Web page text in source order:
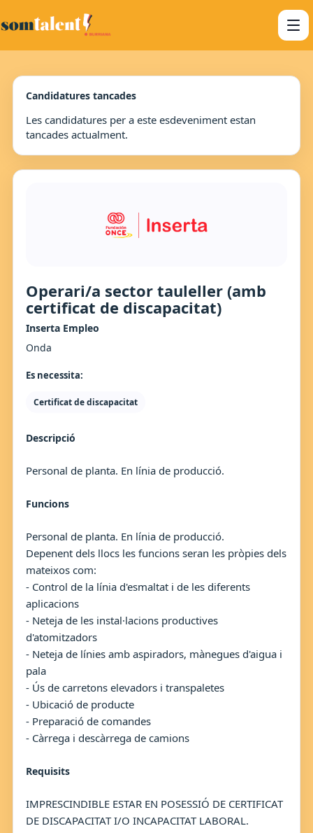
Candidatures tancades
Les candidatures per a este esdeveniment estan
tancades actualment.
Operari/a sector tauleller (amb
certificat de discapacitat)
Inserta Empleo
Onda
Es necessita:
Certificat de discapacitat
Descripció
Personal de planta. En línia de producció.
Funcions
Personal de planta. En línia de producció.
Depenent dels llocs les funcions seran les pròpies dels
mateixos com:
- Control de la línia d'esmaltat i de les diferents
aplicacions
- Neteja de les instal·lacions productives
d'atomitzadors
- Neteja de línies amb aspiradors, mànegues d'aigua i
pala
- Ús de carretons elevadors i transpaletes
- Ubicació de producte
- Preparació de comandes
- Càrrega i descàrrega de camions
Requisits
IMPRESCINDIBLE ESTAR EN POSESSIÓ DE CERTIFICAT
DE DISCAPACITAT I/O INCAPACITAT LABORAL.